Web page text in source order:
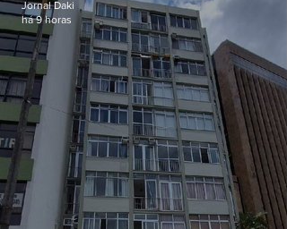
Jornal Daki
há 9 horas